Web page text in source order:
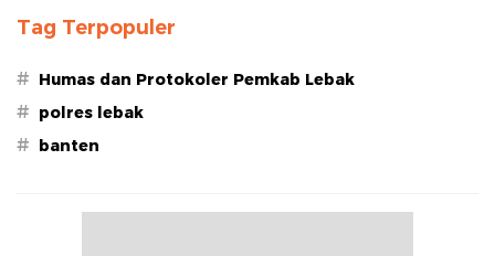
Tag Terpopuler
# Humas dan Protokoler Pemkab Lebak
# polres lebak
# banten